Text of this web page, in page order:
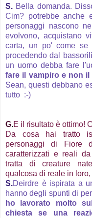
S. Bella domanda.
Cim? potrebbe anche
personaggi nascono
evolvono, acquistano
carta, un po' come se
procedendo dal
un uomo debba fare
fare il vampiro e non
Sean, questi debbano
tutto :-)
G.E il risultato è ottimo!
Da cosa hai tratto
personaggi di Fiore
caratterizzati e reali
tratta di creature
qualcosa di reale in
S.Deirdre è ispirata a
hanno degli spunti di
ho lavorato molto
chiesta se una